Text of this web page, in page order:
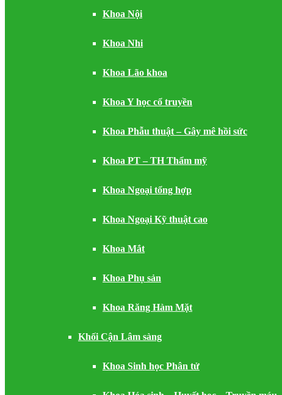
Khoa Nội
Khoa Nhi
Khoa Lão khoa
Khoa Y học cổ truyền
Khoa Phẫu thuật – Gây mê hồi sức
Khoa PT – TH Thẩm mỹ
Khoa Ngoại tổng hợp
Khoa Ngoại Kỹ thuật cao
Khoa Mắt
Khoa Phụ sản
Khoa Răng Hàm Mặt
Khối Cận Lâm sàng
Khoa Sinh học Phân tử